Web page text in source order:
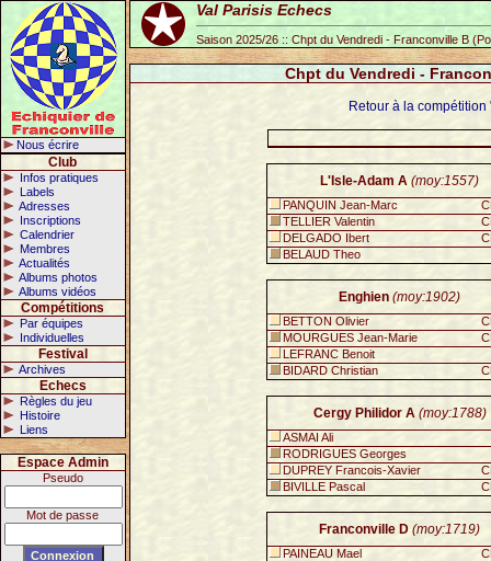
Nous écrire
Club
Infos pratiques
Labels
Adresses
Inscriptions
Calendrier
Membres
Actualités
Albums photos
Albums vidéos
Compétitions
Par équipes
Individuelles
Festival
Archives
Echecs
Règles du jeu
Histoire
Liens
Espace Admin
Pseudo
Mot de passe
Val Parisis Echecs
Saison 2025/26 :: Chpt du Vendredi - Franconville B
Chpt du Vendredi -
Retour à la
L'Isle-Adam A (moy:1557)
PANQUIN Jean-Marc
TELLIER Valentin
DELGADO Ibert
BELAUD Theo
Enghien (moy:1902)
BETTON Olivier
MOURGUES Jean-Marie
LEFRANC Benoit
BIDARD Christian
Cergy Philidor A (moy:1788)
ASMAI Ali
RODRIGUES Georges
DUPREY Francois-Xavier
BIVILLE Pascal
Franconville D (moy:1719)
PAINEAU Mael